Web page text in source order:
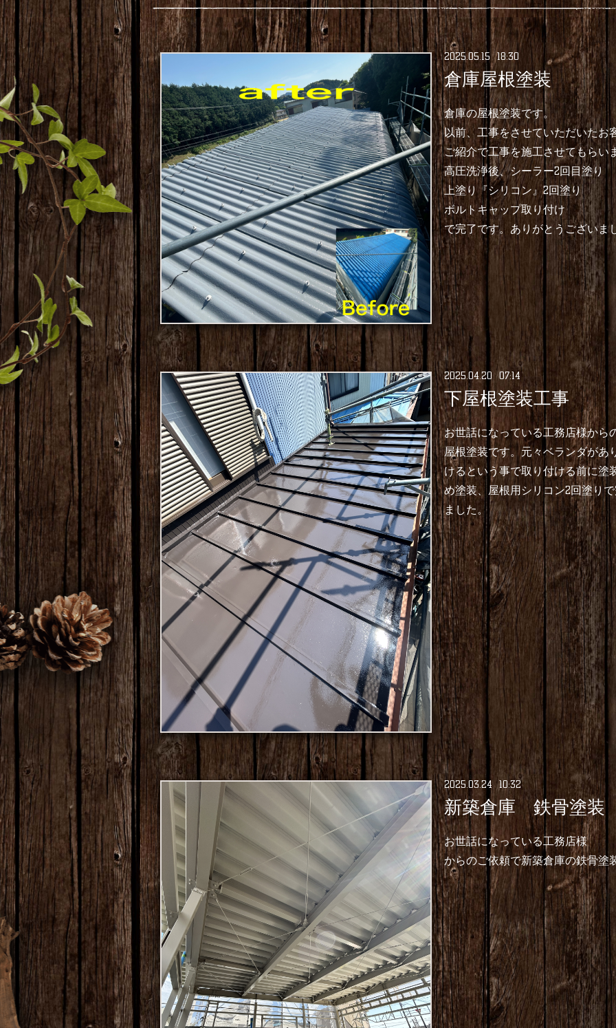
2025.05.15 18:30
倉庫屋根塗装
倉庫の屋根塗装です。
以前、工事をさせていただいたお
ご紹介で工事を施工させてもらい
高圧洗浄後、シーラー2回目塗り
上塗り『シリコン』2回塗り
ボルトキャップ取り付け
で完了です。ありがとうございま
2025.04.20 07:14
下屋根塗装工事
お世話になっている工務店様から
屋根塗装です。元々ベランダがあ
けるという事で取り付ける前に塗
め塗装、屋根用シリコン2回塗り
ました。
2025.03.24 10:32
新築倉庫 鉄骨塗装
お世話になっている工務店様
からのご依頼で新築倉庫の鉄骨塗